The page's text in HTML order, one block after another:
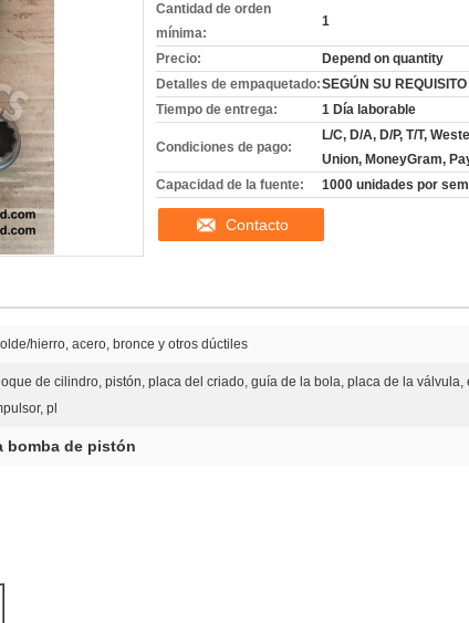
Cantidad de orden
mínima:
1
Precio:
Depend on quantity
Detalles de empaquetado:SEGÚN SU REQUISITO
Tiempo de entrega:
1 Día laborable
Condiciones de pago:
L/C, D/A, D/P, T/T,
Union, MoneyGram,
Capacidad de la fuente:
1000 unidades por
Contacto
hierro, acero, bronce y otros dúctiles
de cilindro, pistón, placa del criado, guía de la bola, placa de la válvula,
pl
bomba de pistón